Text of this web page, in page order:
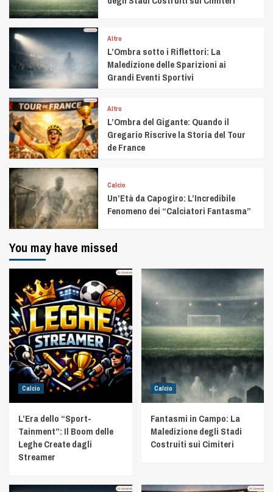
Altro
L’Ombra sotto i Riflettori: La
Maledizione delle Sparizioni ai
Grandi Eventi Sportivi
Altro
L’Ombra del Gigante: Quando il
Gregario Riscrive la Storia del Tour
de France
Calcio
Un’Età da Capogiro: L’Incredibile
Fenomeno dei “Calciatori Fantasma”
You may have missed
Calcio
L’Era dello “Sport-
Tainment”: Il Boom delle
Leghe Create dagli
Streamer
Calcio
Fantasmi in Campo: La
Maledizione degli Stadi
Costruiti sui Cimiteri